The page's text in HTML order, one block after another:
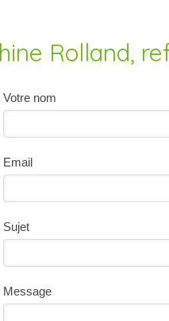
Rolland,
Votre nom
Email
Sujet
Message